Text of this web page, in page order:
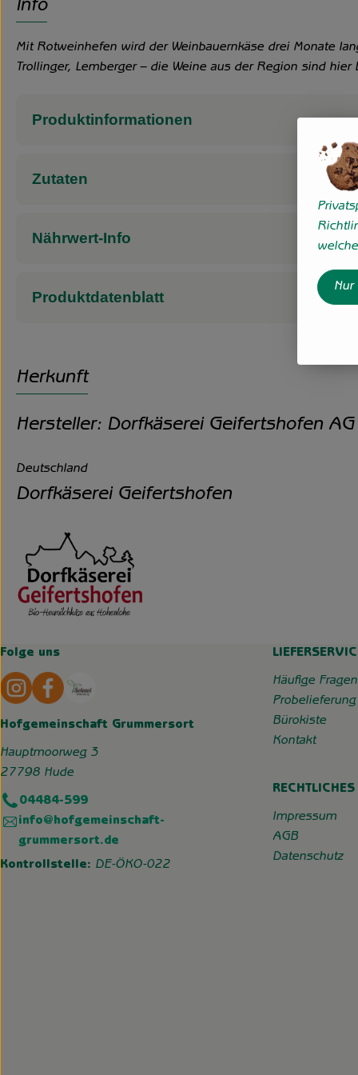
Info
Mit Rotweinhefen wird der Weinbauernkäse drei Monate
Trollinger, Lemberger – die Weine aus der Region sind
Produktinformationen
Zutaten
Nährwert-Info
Produktdatenblatt
Herkunft
Hersteller: Dorfkäserei Geifertshofen AG
Deutschland
Dorfkäserei Geifertshofen
Folge uns
Externer Link zu https://www.instagram.com/
Externer Link zu https://wp.solawi-
Hofgemeinschaft Grummersort
Hauptmoorweg 3
27798 Hude
04484-599
info@hofgemeinschaft-
grummersort.de
Kontrollstelle: DE-ÖKO-022
Häufige Fragen
Probelieferung
Bürokiste
Kontakt
RECHTLICHES
Impressum
AGB
Datenschutz
Nur